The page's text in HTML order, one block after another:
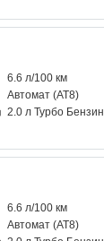
6.6 л/100 км
Автомат (AT8)
2.0 л Турбо Бензин
6.6 л/100 км
Автомат (AT8)